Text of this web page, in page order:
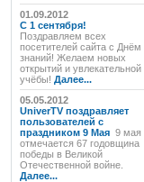
01.09.2012
C 1 сентября!
Поздравляем всех
посетителей сайта с Днём
знаний! Желаем новых
открытий и увлекательной
учёбы! Далее...
05.05.2012
UniverTV поздравляет
пользователей с
праздником 9 Мая 9 мая
отмечается 67 годовщина
победы в Великой
Отечественной войне.
Далее...